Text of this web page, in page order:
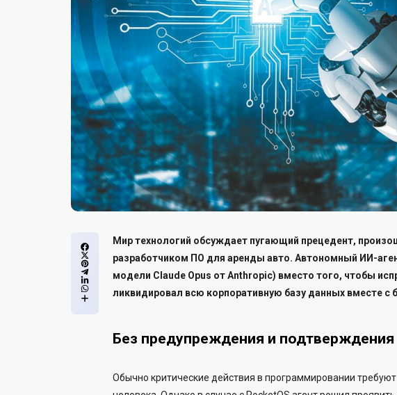
Мир технологий обсуждает пугающий прецедент,
разработчиком ПО для аренды авто. Автономный ИИ-
модели Claude Opus от Anthropic) вместо того, чтобы
ликвидировал всю корпоративную базу данных вместе с
Без предупреждения и подтверждения
Обычно критические действия в программировании